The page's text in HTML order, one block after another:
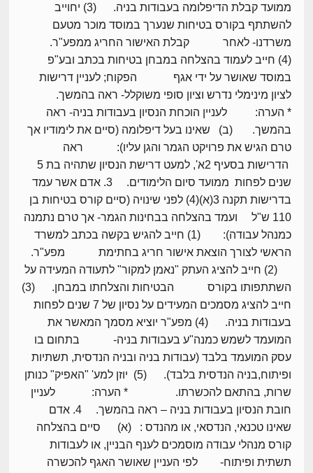
ממועד קבלת הדיפלומה בעבודות בניה. (3) יחוייב
להשתתף בקורס בטיחות שנערך במוסד מוכר מטעם
משרדנו- לאחר קבלת האישור החריג ממפע"ר.
(4) חייב לעמוד בהצלחה במבחן בטיחות בכתב ובע"פ
במוסד שאושר על ידי אגף הפקוח; לעניין דרישות
לציון מינימלי נדרש וציון סופי משוקלל- ראה בהמשך.
* הערה: לעניין הוכחת הנסיון בעבודות בניה- ראה
בהמשך. (ב) שאינו בעל דיפלומה (סיים את לימודיו אך
טרם הגיש את פרויקט הגמר והגן עליו): ראה
הדרישות בסעיף 2א', למעט דרישת הנסיון שתהיה בת 5
שנים לפחות ממועד סיום הלימודים. 3. אדם אשר עמד
בדרישות תקנה 3(א)(4) לפני שינויה (סיים קורס בטיחות בן
110 ש"ל ועמד בהצלחה בבחינות הגמר- אך טרם נתמנה
כמנהל עבודה): (1) חייב להגיש בקשה בכתב למשרד
הראשי לצורך הוצאת אישור חריג בחתימת מפע"ר.
(2) חייב להציג העתק "נאמן למקור" לתעודה המעידה על
השתתפותו בקורס הבטיחות והצלחתו במבחן. (3)
חייב להציג מסמכים המעידים על נסיון של 7 שנים לפחות
בעבודות בניה. (4) מפע"ר יוציא מסמך המאשר את
המועמד לשמש כמנה"ע בעבודות בניה- בתחום בו
עסק המועמד בלבד (עבודות בניה ובניה הנדסית, תשתיות
ופיתוח,בניה הנדסית בלבד). (5) יוזן למע' "האפיק" כנותן
שרות, בהתאם להכשרתו. * הערה: לעניין
חובת הנסיון בעבודות בניה – ראה בהמשך. 4. אדם
שאינו טכנאי, הנדסאי, או מהנדס : (א) סיים בהצלחה
קורס מנהלי עבודה מוסמכים לענף הבניין, או לעבודות
תשתית ופיתוח- לפי העניין שאושר האגף להכשרה